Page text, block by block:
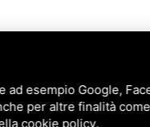
ad esempio Google,
per altre finalità
cookie policy.